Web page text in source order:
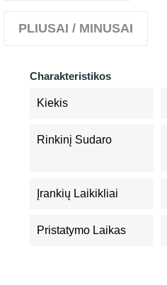
PLIUSAI / MINUSAI
Charakteristikos
Kiekis
Rinkinį Sudaro
Įrankių Laikikliai
Pristatymo Laikas